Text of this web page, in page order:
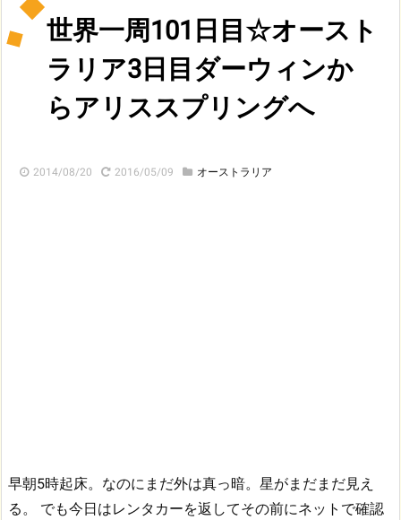
世界一周101日目☆オースト
ラリア3日目ダーウィンか
らアリススプリングへ
2014/08/20 2016/05/09 オーストラリア
早朝5時起床。なのにまだ外は真っ暗。星がまだまだ見え
る。
でも今日はレンタカーを返してその前にネットで確認